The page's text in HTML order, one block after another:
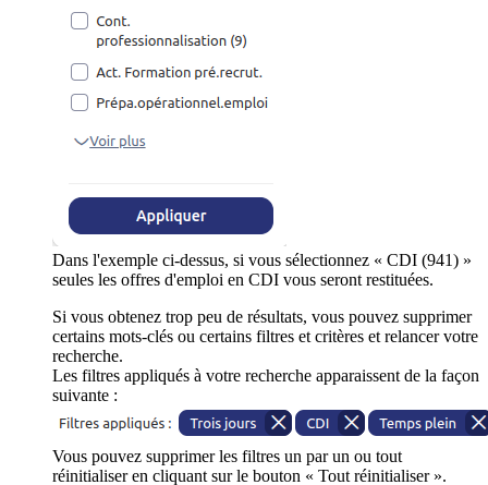
Dans l'exemple ci-dessus, si vous sélectionnez « CDI (941) »
seules les offres d'emploi en CDI vous seront restituées.
Si vous obtenez trop peu de résultats, vous pouvez supprimer
certains mots-clés ou certains filtres et critères et relancer votre
recherche.
Les filtres appliqués à votre recherche apparaissent de la façon
suivante :
Vous pouvez supprimer les filtres un par un ou tout
réinitialiser en cliquant sur le bouton « Tout réinitialiser ».